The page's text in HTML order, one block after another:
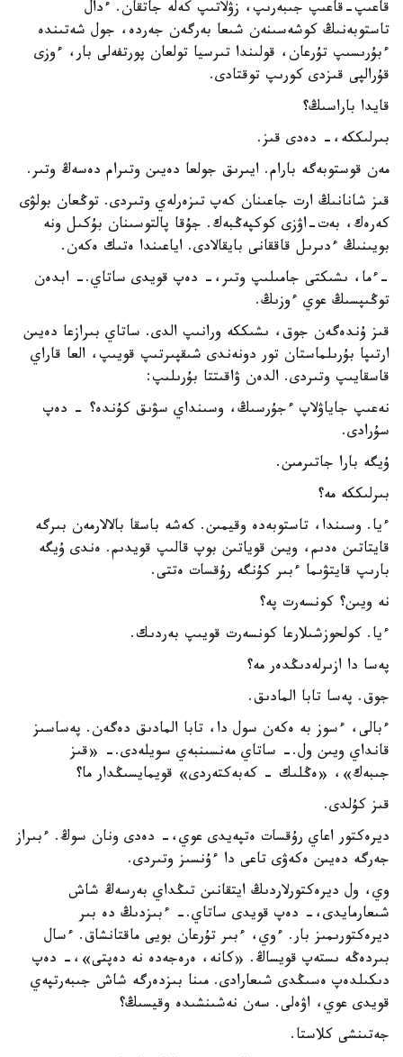
قاعىپ-قاعىپ جىبەرىپ، زۋلاتىپ كەلە جاتقان. ءدال
تاستوبەنىڭ كوشەسىنەن شىعا بەرگەن جەردە، جول شەتىندە
ءبۇرىسىپ تۇرعان، قولىندا تىرسيا تولعان پورتفەلى بار، ءوزى
قۇرالپى قىزدى كورىپ توقتادى.
قايدا باراسىڭ؟
بىرلىككە،- دەدى قىز.
مەن قوستوبەگە بارام. ايىرىق جولعا دەيىن وتىرام دەسەڭ وتىر.
قىز شانانىڭ ارت جاعىنان كەپ تىزەرلەي وتىردى. توڭعان بولۋى
كەرەك، بەت-اۋزى كوكپەڭبەك. جۇقا پالتوسىنان بۇكىل ونە
بويىنىڭ ءدىرىل قاققانى بايقالادى. اياعىندا ەتىك ەكەن.
-ءما، ىشىكتى جامىلىپ وتىر،- دەپ قويدى ساتاي.- ابدەن
توڭىپسىڭ عوي ءوزىڭ.
قىز ۇندەگەن جوق، ىشىككە ورانىپ الدى. ساتاي بىرازعا دەيىن
ارتىپا بۇرىلماستان تور دونەندى شىقپىرتىپ قويىپ، العا قاراي
قاسقايىپ وتىردى. الدەن ۋاقىتتا بۇرىلىپ:
نەعىپ جاياۋلاپ ءجۇرسىڭ، وسىنداي سۋىق كۇندە؟ - دەپ
سۇرادى.
ۇيگە بارا جاتىرمىن.
بىرلىككە مە؟
ءيا. وسىندا، تاستوبەدە وقيمىن. كەشە باسقا بالالارمەن بىرگە
قايتاتىن ەدىم، ويىن قوياتىن بوپ قالىپ قويدىم. ەندى ۇيگە
بارىپ قايتۋىما ءبىر كۇنگە رۇقسات ەتتى.
نە ويىن؟ كونسەرت پە؟
ءيا. كولحوزشىلارعا كونسەرت قويىپ بەردىك.
پەسا دا ازىرلەدىڭدەر مە؟
جوق. پەسا تابا المادىق.
ءبالى، ءسوز بە ەكەن سول دا، تابا المادىق دەگەن. پەساسىز
قانداي ويىن ول.- ساتاي مەنسىنبەي سويلەدى.- «قىز
جىبەك»، «ەڭلىك - كەبەكتەردى» قويمايسىڭدار ما؟
قىز كۇلدى.
ديرەكتور اعاي رۇقسات ەتپەيدى عوي،- دەدى ونان سوڭ. ءبىراز
جەرگە دەيىن ەكەۋى تاعى دا ءۇنسىز وتىردى.
وي، ول ديرەكتورلاردىڭ ايتقانىن تىڭداي بەرسەڭ شاش
شىعارمايدى،- دەپ قويدى ساتاي.- ءبىزدىڭ دە بىر
ديرەكتورىمىز بار. ءوي، ءبىر تۇرعان بويى ماقتانشاق. ءسال
بىردەڭە ىستەپ قويساڭ. «كانە، ەرەجەدە نە دەپتى»،- دەپ
دىكىلدەپ ەسىڭدى شىعارادى. مىنا بىزدەرگە شاش جىبەرتپەي
قويدى عوي، اۋەلى. سەن نەشىنشىدە وقيسىڭ؟
جەتىنشى كلاستا.